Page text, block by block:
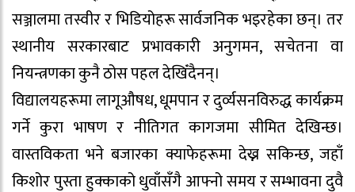
सञ्जालमा तस्वीर र भिडियोहरू सार्वजनिक भइरहेका छन्। तर
स्थानीय सरकारबाट प्रभावकारी अनुगमन, सचेतना वा
नियन्त्रणका कुनै ठोस पहल देखिँदैनन्।
विद्यालयहरूमा लागूऔषध, धूमपान र दुर्व्यसनविरुद्ध कार्यक्रम
गर्ने कुरा भाषण र नीतिगत कागजमा सीमित देखिन्छ।
वास्तविकता भने बजारका क्याफेहरूमा देख्न सकिन्छ, जहाँ
किशोर पुस्ता हुक्काको धुवाँसँगै आफ्नो समय र सम्भावना दुवै